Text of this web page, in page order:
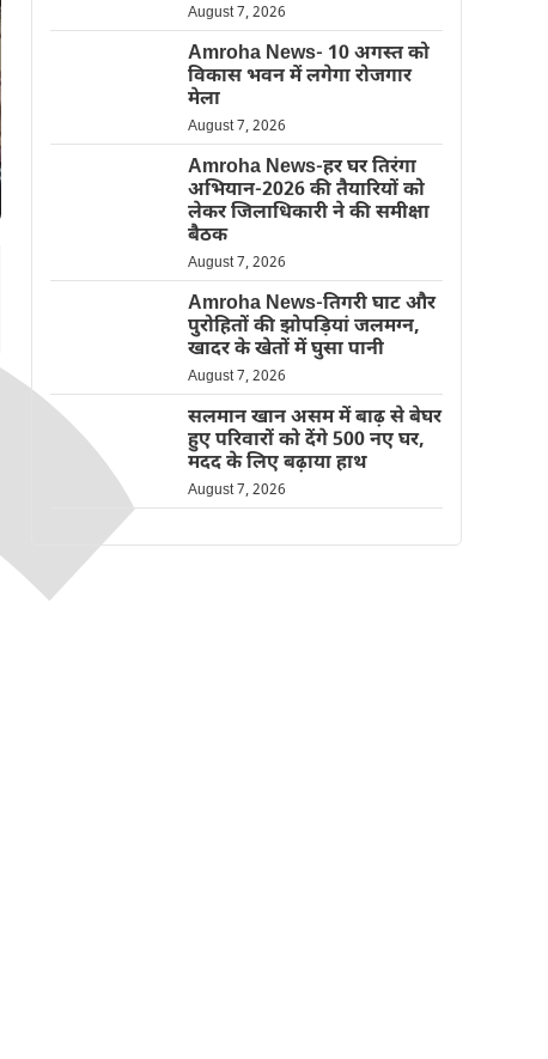
August 7, 2026
Amroha News- 10 अगस्त को
विकास भवन में लगेगा रोजगार
मेला
August 7, 2026
Amroha News-हर घर तिरंगा
अभियान-2026 की तैयारियों को
लेकर जिलाधिकारी ने की समीक्षा
बैठक
August 7, 2026
Amroha News-तिगरी घाट और
पुरोहितों की झोपड़ियां जलमग्न,
खादर के खेतों में घुसा पानी
August 7, 2026
सलमान खान असम में बाढ़ से बेघर
हुए परिवारों को देंगे 500 नए घर,
मदद के लिए बढ़ाया हाथ
August 7, 2026